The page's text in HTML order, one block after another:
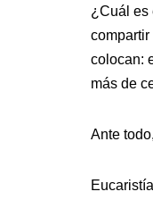
¿Cuál es
colocan:
más de
Ante